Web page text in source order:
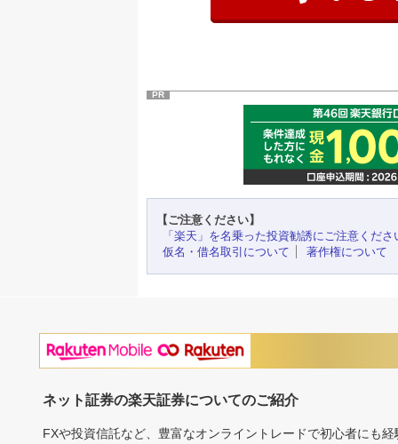
PR
【ご注意ください】
「楽天」を名乗った投資勧誘にご注意くださ
仮名・借名取引について
著作権について
ネット証券の楽天証券についてのご紹介
FXや投資信託など、豊富なオンライントレードで初心者にも